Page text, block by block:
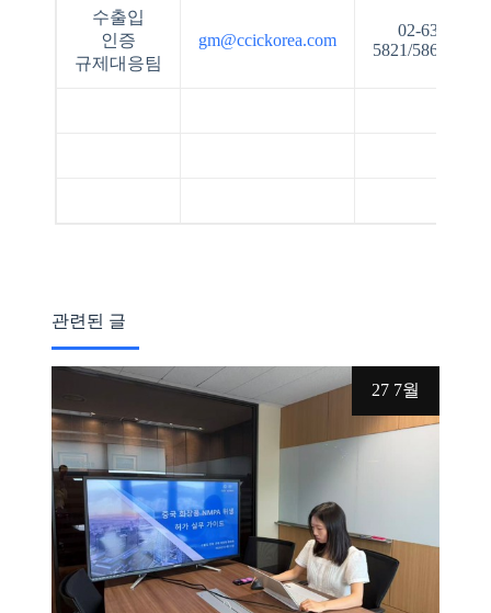
수출입
인증
규제대응팀
gm@ccickorea.com
02-6393-
5821/5865/5836
관련된 글
27 7월